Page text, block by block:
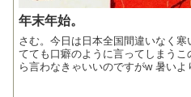
年末年始。
さむ。今日は日本全国間違いなく
てても口癖のように言ってしまう
ら言わなきゃいいのですがw 暑いよ